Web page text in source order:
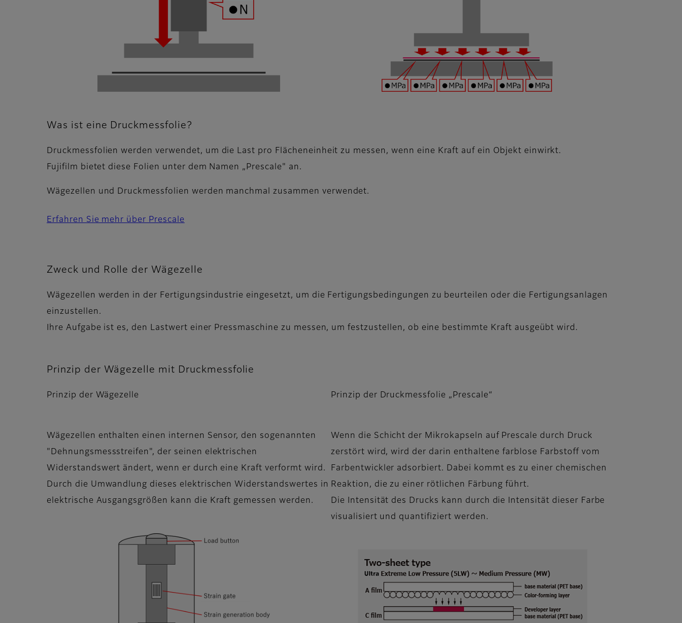
Was ist eine Druckmessfolie?
Druckmessfolien werden verwendet, um die Last pro Flächeneinheit zu messen, wenn eine Kraft auf ein Objekt einwirkt.
Fujifilm bietet diese Folien unter dem Namen „Prescale" an.
Wägezellen und Druckmessfolien werden manchmal zusammen verwendet.
Erfahren Sie mehr über Prescale
Zweck und Rolle der Wägezelle
Wägezellen werden in der Fertigungsindustrie eingesetzt, um die Fertigungsbedingungen zu beurteilen oder die Fertigungsanlagen
einzustellen.
Ihre Aufgabe ist es, den Lastwert einer Pressmaschine zu messen, um festzustellen, ob eine bestimmte Kraft ausgeübt wird.
Prinzip der Wägezelle mit Druckmessfolie
Prinzip der Wägezelle
Wägezellen enthalten einen internen Sensor, den sogenannten
"Dehnungsmessstreifen", der seinen elektrischen
Widerstandswert ändert, wenn er durch eine Kraft verformt wird.
Durch die Umwandlung dieses elektrischen Widerstandswertes in
elektrische Ausgangsgrößen kann die Kraft gemessen werden.
Prinzip der Druckmessfolie „Prescale“
Wenn die Schicht der Mikrokapseln auf Prescale durch Druck
zerstört wird, wird der darin enthaltene farblose Farbstoff vom
Farbentwickler adsorbiert. Dabei kommt es zu einer chemischen
Reaktion, die zu einer rötlichen Färbung führt.
Die Intensität des Drucks kann durch die Intensität dieser Farbe
visualisiert und quantifiziert werden.